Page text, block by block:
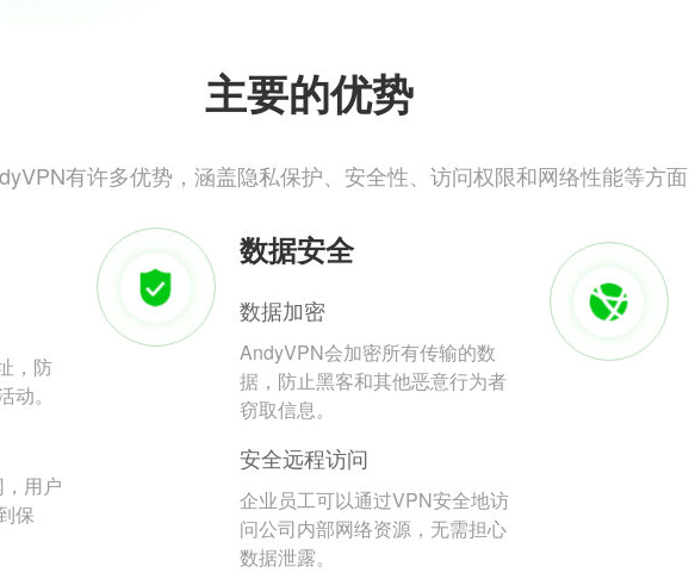
主要的优势
有许多优势，涵盖隐私保护、安全性、访问权限和网络性能等方面
，防
。
用户
保
数据安全
数据加密
AndyVPN会加密所有传输的数
据，防止黑客和其他恶意行为者
窃取信息。
安全远程访问
企业员工可以通过VPN安全地访
问公司内部网络资源，无需担心
数据泄露。